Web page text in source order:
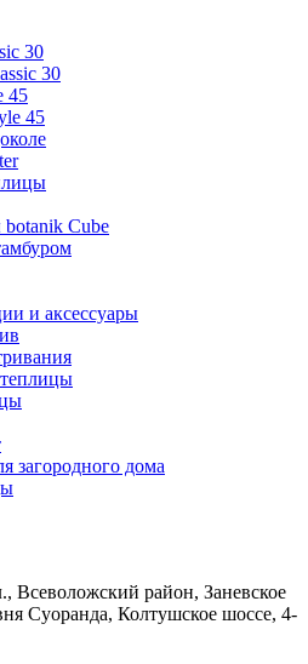
30
30
45
45
Cube
и аксессуары
загородного дома
Всеволожский район, Заневское
Суоранда, Колтушское шоссе, 4-